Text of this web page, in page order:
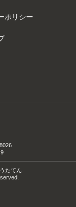
ポリシー
たてん